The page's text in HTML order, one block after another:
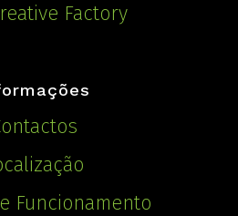
Factory
Funcionamento